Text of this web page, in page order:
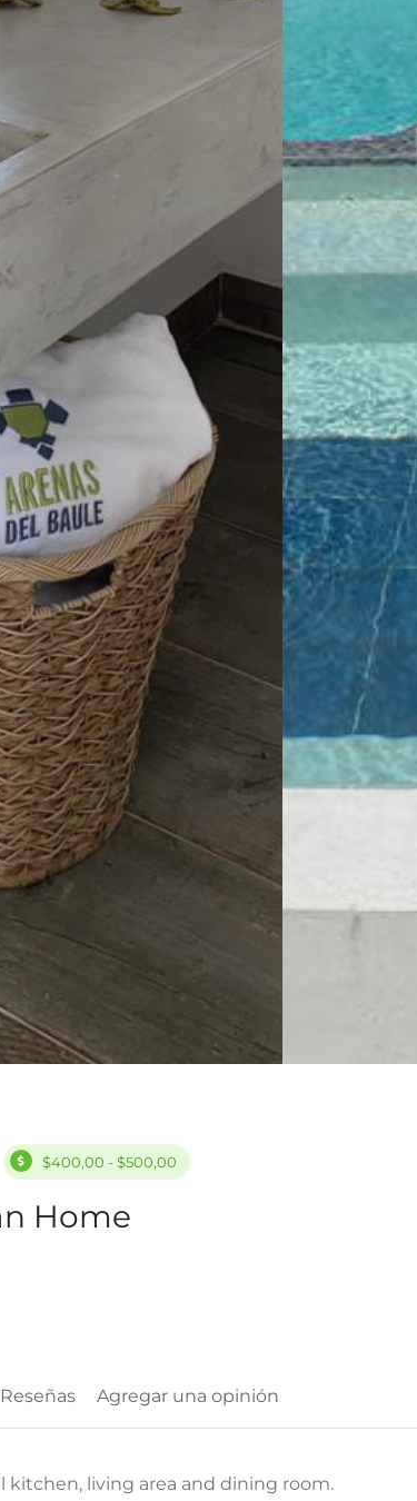
$400,00 - $500,00
Home
Reseñas Agregar una opinión
kitchen, living area and dining room.